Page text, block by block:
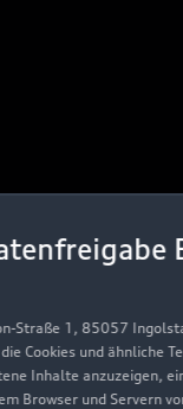
Straße 1, 85057
Cookies und ähnliche
Inhalte anzuzeigen,
Browser und Servern